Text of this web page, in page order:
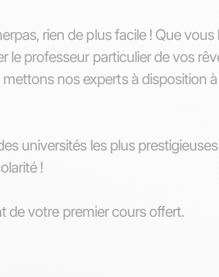
rien de plus facile ! Que vous
le professeur particulier de vos
nos experts à disposition
universités les plus
!
de votre premier cours offert.